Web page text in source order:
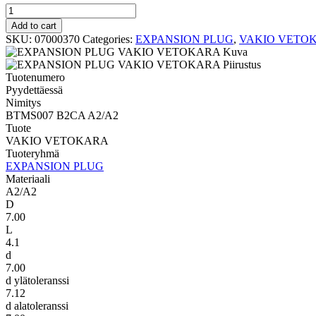
VAKIO
VETOKARA
BTMS007
B2CA
A2/A2
quantity
Add to cart
SKU: 07000370 Categories: EXPANSION PLUG, VAKIO
Tuotenumero
Pyydettäessä
Nimitys
BTMS007 B2CA A2/A2
Tuote
VAKIO VETOKARA
Tuoteryhmä
EXPANSION PLUG
Materiaali
A2/A2
D
7.00
L
4.1
d
7.00
d ylätoleranssi
7.12
d alatoleranssi